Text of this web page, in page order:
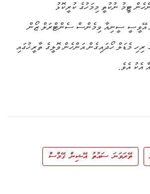
ޓީމު ނުކުތީ މިމަހުގެ ކުރީކޮޅު
އޭވީސީ ސީނިއާ ވިމެންސް ސެންޓްރަލް ޒޯން
މެޑަލް ހޯދައިގެން އަންހެން ވޮލީގެ ތާރީޚުގައި
އެކު އެވެ.
ތޭރަވަނަ ސައުތު އޭޝިން ގޭމްސް